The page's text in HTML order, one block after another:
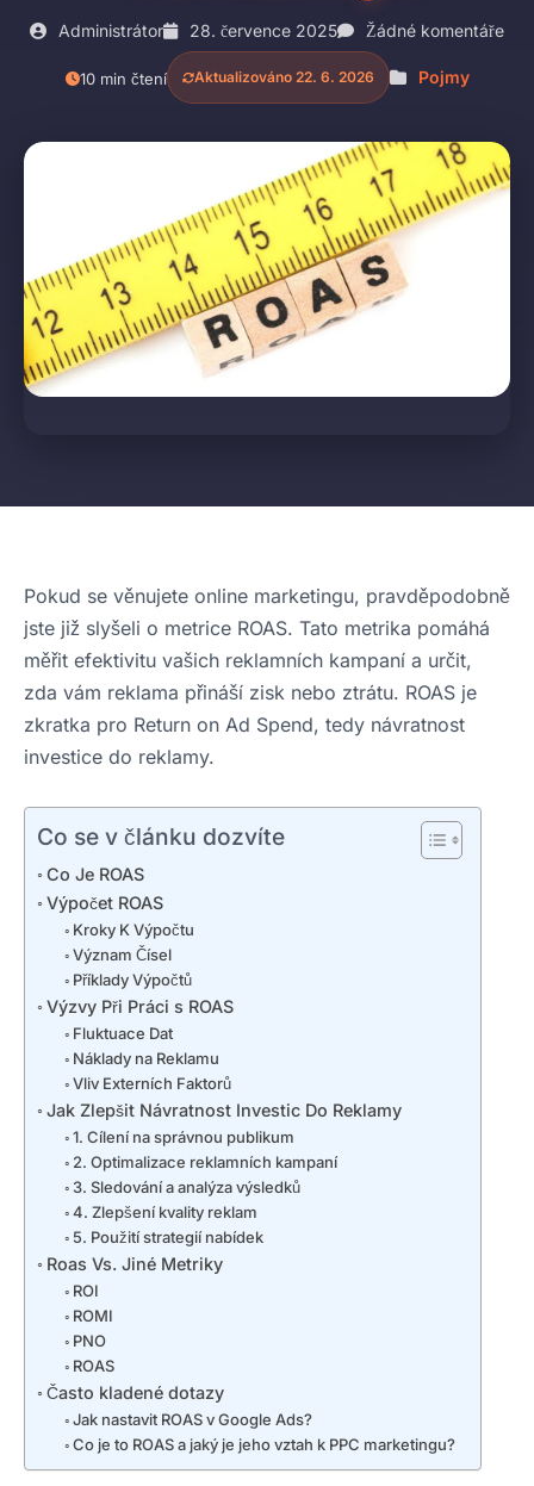
Administrátor 28. července 2025 Žádné komentáře
10 min čtení Aktualizováno 22. 6. 2026 Pojmy
Pokud se věnujete online marketingu, pravděpodobně
jste již slyšeli o metrice ROAS. Tato metrika pomáhá
měřit efektivitu vašich reklamních kampaní a určit,
zda vám reklama přináší zisk nebo ztrátu. ROAS je
zkratka pro Return on Ad Spend, tedy návratnost
investice do reklamy.
Co se v článku dozvíte
Co Je ROAS
Výpočet ROAS
Kroky K Výpočtu
Význam Čísel
Příklady Výpočtů
Výzvy Při Práci s ROAS
Fluktuace Dat
Náklady na Reklamu
Vliv Externích Faktorů
Jak Zlepšit Návratnost Investic Do Reklamy
1. Cílení na správnou publikum
2. Optimalizace reklamních kampaní
3. Sledování a analýza výsledků
4. Zlepšení kvality reklam
5. Použití strategií nabídek
Roas Vs. Jiné Metriky
ROI
ROMI
PNO
ROAS
Často kladené dotazy
Jak nastavit ROAS v Google Ads?
Co je to ROAS a jaký je jeho vztah k PPC marketingu?